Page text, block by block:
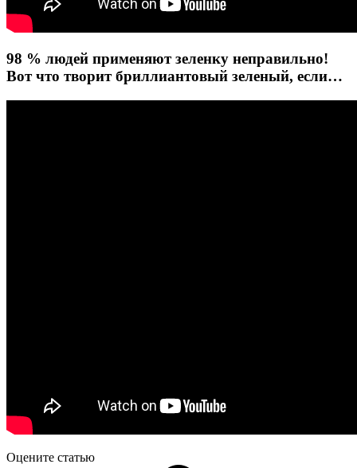
98 % людей применяют зеленку неправильно!
Вот что творит бриллиантовый зеленый, если…
Оцените статью